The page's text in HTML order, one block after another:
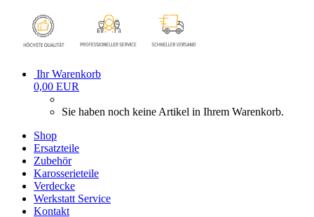
Ihr Warenkorb
0,00 EUR
Sie haben noch keine Artikel in Ihrem Warenkorb.
Shop
Ersatzteile
Zubehör
Karosserieteile
Verdecke
Werkstatt Service
Kontakt